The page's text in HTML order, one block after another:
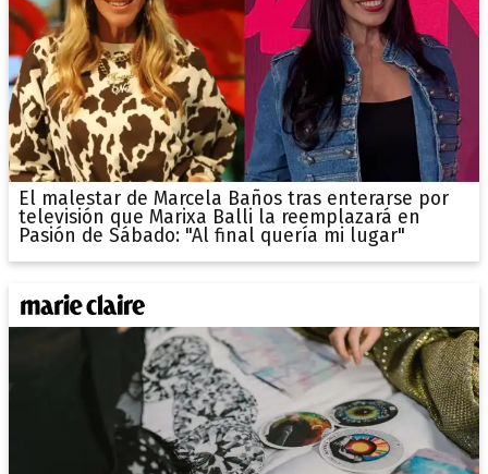
El malestar de Marcela Baños tras enterarse por
televisión que Marixa Balli la reemplazará en
Pasión de Sábado: "Al final quería mi lugar"